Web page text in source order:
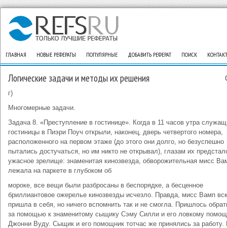
ГЛАВНАЯ НОВЫЕ РЕФЕРАТЫ ПОПУЛЯРНЫЕ ДОБАВИТЬ РЕФЕРАТ ПОИСК
Логические задачи и методы их решения
г)
Многомерные задачи.
Задача 8. «Преступление в гостинице». Когда в 11 часов утра
гостиницы в Пиэри Поуч открыли, наконец, дверь четвертого номера,
расположенного на первом этаже (до этого они долго, но безуспешно
пытались достучаться, но им никто не открывал), глазам их
ужасное зрелище: знаменитая кинозвезда, обворожительная мисс
лежала на паркете в глубоком об
мороке, все вещи были разбросаны в беспорядке, а бесценное
бриллиантовое ожерелье кинозвезды исчезло. Правда, мисс Вамп
пришла в себя, но ничего вспомнить так и не смогла. Пришлось
за помощью к знаменитому сыщику Сэму Силли и его ловкому
Джонни Вуду. Сыщик и его помощник тотчас же принялись за работу.